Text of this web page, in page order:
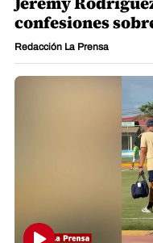
confesiones
Redacción La Prensa